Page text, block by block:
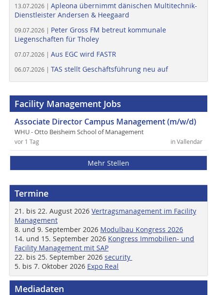
13.07.2026 | Apleona übernimmt dänischen Multitechnik-
Dienstleister Andersen & Heegaard
09.07.2026 | Peter Gross FM betreut kommunale
Liegenschaften für Tholey
07.07.2026 | Aus EGC wird FASTR
06.07.2026 | TAS stellt Geschäftsführung neu auf
Facility Management Jobs
Associate Director Campus Management (m/w/d)
WHU - Otto Beisheim School of Management
in Vallendar
vor 1 Tag
Mehr Stellen
Termine
21. bis 22. August 2026 Vertragsmanagement im Facility
Management
8. und 9. September 2026 Modulbau Kongress 2026
14. und 15. September 2026 Kongress Immobilien- und
Facility Management mit SAP
22. bis 25. September 2026 security
5. bis 7. Oktober 2026 Expo Real
Mediadaten